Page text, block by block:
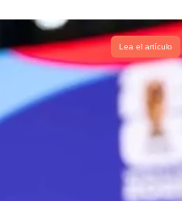
Lea el artículo